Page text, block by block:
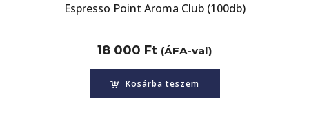
Espresso Point Aroma Club (100db)
18 000 Ft (ÁFA-val)
Kosárba teszem